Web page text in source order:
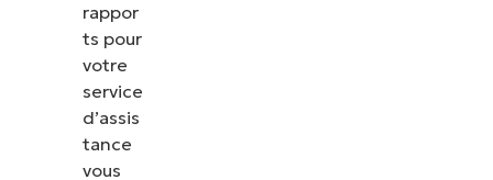
rappor
ts pour
votre
service
d’assis
tance
vous